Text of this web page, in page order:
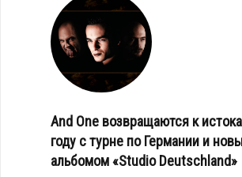
And One возвращаются к
году с турне по Германии и
альбомом «Studio Deutschland»